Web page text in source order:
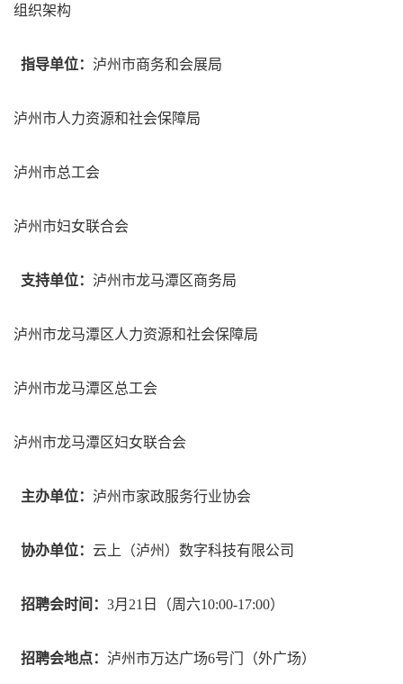
组织架构
指导单位： 泸州市商务和会展局
泸州市人力资源和社会保障局
泸州市总工会
泸州市妇女联合会
支持单位： 泸州市龙马潭区商务局
泸州市龙马潭区人力资源和社会保障局
泸州市龙马潭区总工会
泸州市龙马潭区妇女联合会
主办单位： 泸州市家政服务行业协会
协办单位： 云上（泸州）数字科技有限公司
招聘会时间： 3月21日（周六10:00-17:00）
招聘会地点： 泸州市万达广场6号门（外广场）